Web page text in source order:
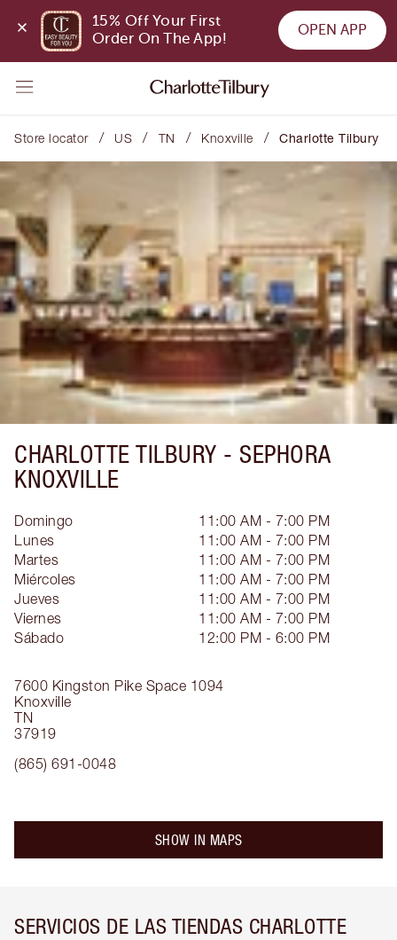
15% Off Your First
Order On The App!
OPEN APP
Store locator / US / TN / Knoxville / Charlotte Tilbury
CHARLOTTE TILBURY - SEPHORA
KNOXVILLE
7600 Kingston Pike Space 1094
Knoxville
TN
37919
(865) 691-0048
Domingo
11:00 AM - 7:00 PM
Lunes
11:00 AM - 7:00 PM
Martes
11:00 AM - 7:00 PM
Miércoles
11:00 AM - 7:00 PM
Jueves
11:00 AM - 7:00 PM
Viernes
11:00 AM - 7:00 PM
Sábado
12:00 PM - 6:00 PM
SHOW IN MAPS
SERVICIOS DE LAS TIENDAS CHARLOTTE